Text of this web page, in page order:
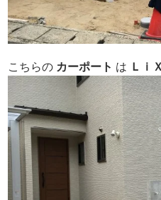
こちらの カーポート は Ｌｉ